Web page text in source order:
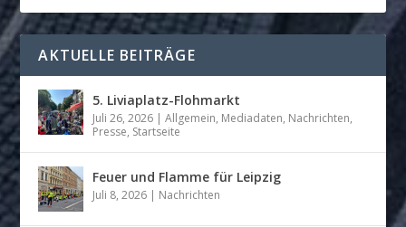
AKTUELLE BEITRÄGE
5. Liviaplatz-Flohmarkt
Juli 26, 2026 |Allgemein, Mediadaten, Nachrichten,
Presse, Startseite
Feuer und Flamme für Leipzig
Juli 8, 2026 | Nachrichten